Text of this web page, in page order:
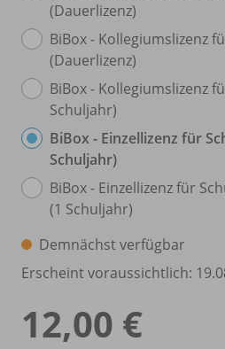
(Dauerlizenz)
BiBox - Kollegiumslizenz
(Dauerlizenz)
BiBox - Kollegiumslizenz
Schuljahr)
BiBox - Einzellizenz für
Schuljahr)
BiBox - Einzellizenz für
(1 Schuljahr)
Demnächst verfügbar
Erscheint voraussichtlich:
12,00 €